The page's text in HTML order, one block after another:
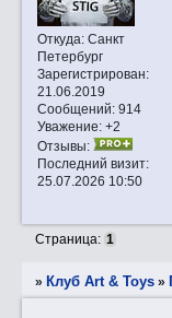
Откуда:Санкт
Петербург
Зарегистрирован:
21.06.2019
Сообщений:914
Уважение: +2
Отзывы:
Последний визит:
25.07.2026 10:50
Страница: 1
» Клуб Art & Toys »